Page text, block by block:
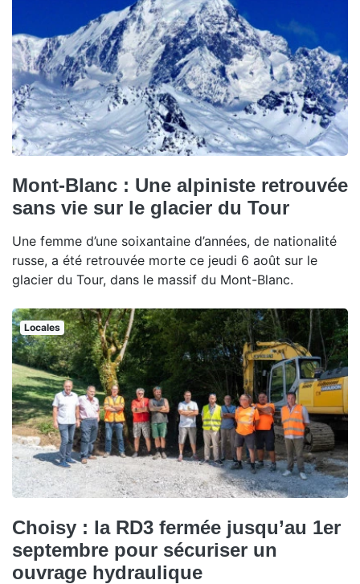
Mont-Blanc : Une alpiniste retrouvée
sans vie sur le glacier du Tour
Une femme d’une soixantaine d’années, de nationalité
russe, a été retrouvée morte ce jeudi 6 août sur le
glacier du Tour, dans le massif du Mont-Blanc.
Locales
Choisy : la RD3 fermée jusqu’au 1er
septembre pour sécuriser un
ouvrage hydraulique